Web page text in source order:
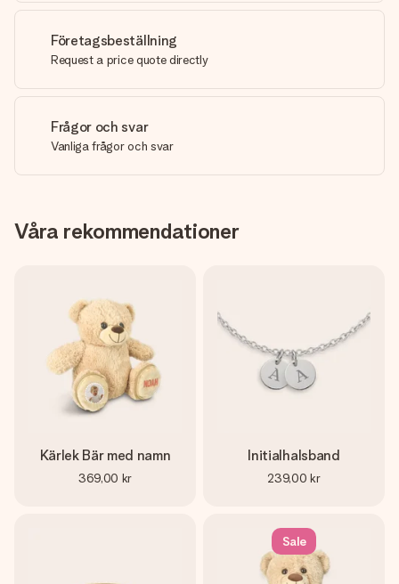
Företagsbeställning
Request a price quote directly
Frågor och svar
Vanliga frågor och svar
Våra rekommendationer
Kärlek Bär med namn
369,00 kr
Initialhalsband
239,00 kr
Sale